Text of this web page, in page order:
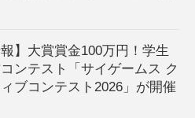
報】大賞賞金100万円！学生
ンテスト「サイゲームス ク
ブコンテスト2026」が開催